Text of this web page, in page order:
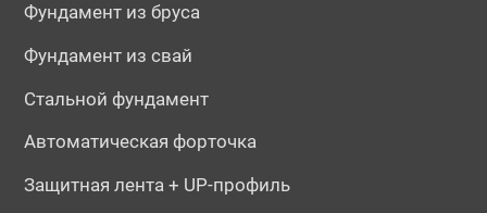
Фундамент из бруса
Фундамент из свай
Стальной фундамент
Автоматическая форточка
Защитная лента + UP-профиль